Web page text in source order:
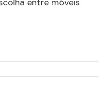
entre móveis